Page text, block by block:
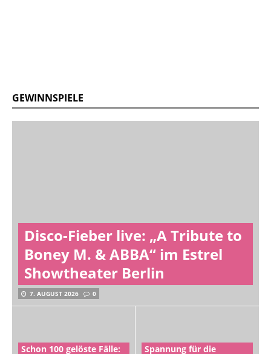
GEWINNSPIELE
Disco-Fieber live: „A Tribute to
Boney M. & ABBA“ im Estrel
Showtheater Berlin
7. AUGUST 2026 0
Schon 100 gelöste Fälle:
Spannung für die